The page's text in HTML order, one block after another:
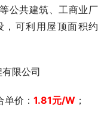
公共建筑、工商业厂
，可利用屋顶面积约
限公司
价： 1.81元/W ；